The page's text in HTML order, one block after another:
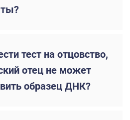
тест на отцовство,
отец не может
образец ДНК?